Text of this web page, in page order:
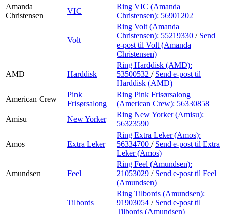
Amanda
Christensen
VIC
Ring VIC (Amanda
Christensen): 56901202
Volt
Ring Volt (Amanda
Christensen): 55219330 / Send
e-post til Volt (Amanda
Christensen)
AMD Harddisk
Ring Harddisk (AMD):
53500532 / Send e-post til
Harddisk (AMD)
American Crew
Pink
Frisørsalong
Ring Pink Frisørsalong
(American Crew): 56330858
Amisu
New Yorker
Ring New Yorker (Amisu):
56323590
Amos Extra Leker
Ring Extra Leker (Amos):
56334700 / Send e-post til Extra
Leker (Amos)
Amundsen Feel
Ring Feel (Amundsen):
21053029 / Send e-post til Feel
(Amundsen)
Tilbords
Ring Tilbords (Amundsen):
91903054 / Send e-post til
Tilbords (Amundsen)